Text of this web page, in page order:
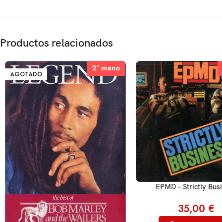
Productos relacionados
AGOTADO
2ª mano
2ª mano
EPMD – Strictly
35,00 €